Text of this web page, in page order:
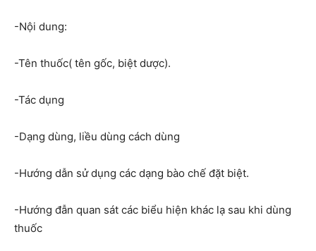
-Nội dung:
-Tên thuốc( tên gốc, biệt dược).
-Tác dụng
-Dạng dùng, liều dùng cách dùng
-Hướng dẫn sử dụng các dạng bào chế đặt biệt.
-Hướng đẫn quan sát các biểu hiện khác lạ sau khi dùng
thuốc